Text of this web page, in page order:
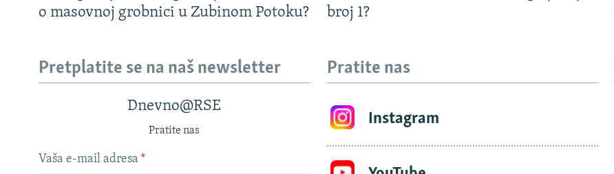
o masovnoj grobnici u Zubinom Potoku?
broj 1?
Pretplatite se na naš newsletter
Dnevno@RSE
Pratite nas
Vaša e-mail adresa *
Pratite nas
Instagram